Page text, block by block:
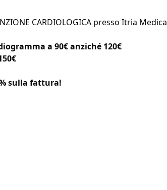
CARDIOLOGICA presso Itria Medica
a 90€ anziché 120€
sulla fattura!